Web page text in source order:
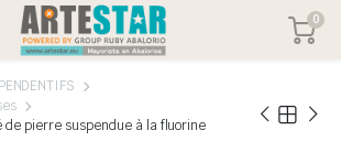
0
PENDENTIFS
de pierre suspendue à la fluorine